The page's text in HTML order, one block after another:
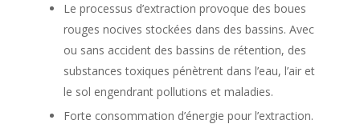
Le processus d’extraction provoque des boues
rouges nocives stockées dans des bassins. Avec
ou sans accident des bassins de rétention, des
substances toxiques pénètrent dans l’eau, l’air et
le sol engendrant pollutions et maladies.
Forte consommation d’énergie pour l’extraction.